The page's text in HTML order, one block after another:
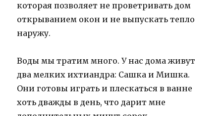
которая позволяет не проветривать дом
открыванием окон и не выпускать тепло
наружу.
Воды мы тратим много. У нас дома живут
два мелких ихтиандра: Сашка и Мишка.
Они готовы играть и плескаться в ванне
хоть дважды в день, что дарит мне